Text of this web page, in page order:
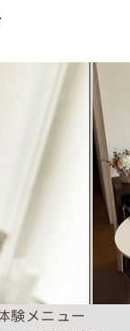
験メニュー